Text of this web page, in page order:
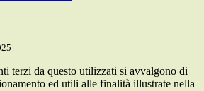
terzi da questo utilizzati si avvalgono di
ed utili alle finalità illustrate nella